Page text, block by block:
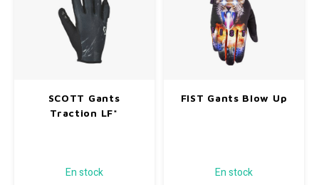
SCOTT Gants
Traction LF*
En stock
FIST Gants Blow Up
En stock